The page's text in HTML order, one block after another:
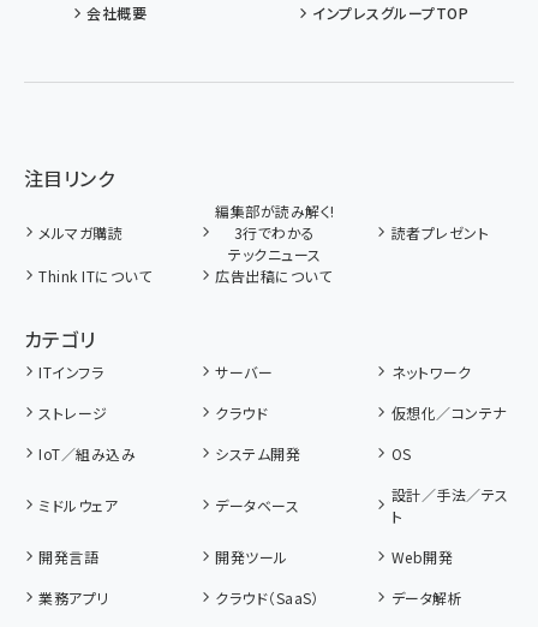
会社概要
インプレスグループTOP
注目リンク
メルマガ購読
編集部が読み解く!
3行でわかる
テックニュース
読者プレゼント
Think ITについて 広告出稿について
カテゴリ
ITインフラ サーバー
ネットワーク
ストレージ
クラウド
仮想化／コンテナ
IoT／組み込み
システム開発 OS
ミドルウェア データベース
設計／手法／テス
ト
開発言語
開発ツール
Web開発
業務アプリ
クラウド（SaaS）
データ解析